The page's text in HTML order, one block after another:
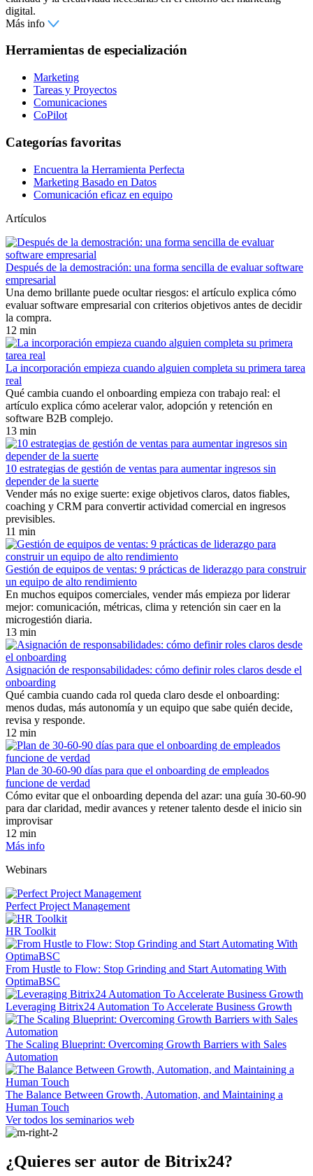
digital.
Más info
Herramientas de especialización
Marketing
Tareas y Proyectos
Comunicaciones
CoPilot
Categorías favoritas
Encuentra la Herramienta Perfecta
Marketing Basado en Datos
Comunicación eficaz en equipo
Artículos
Después de la demostración: una forma sencilla de evaluar software
empresarial
Una demo brillante puede ocultar riesgos: el artículo explica cómo
evaluar software empresarial con criterios objetivos antes de decidir
la compra.
12 min
La incorporación empieza cuando alguien completa su primera tarea
real
Qué cambia cuando el onboarding empieza con trabajo real: el
artículo explica cómo acelerar valor, adopción y retención en
software B2B complejo.
13 min
10 estrategias de gestión de ventas para aumentar ingresos sin
depender de la suerte
Vender más no exige suerte: exige objetivos claros, datos fiables,
coaching y CRM para convertir actividad comercial en ingresos
previsibles.
11 min
Gestión de equipos de ventas: 9 prácticas de liderazgo para construir
un equipo de alto rendimiento
En muchos equipos comerciales, vender más empieza por liderar
mejor: comunicación, métricas, clima y retención sin caer en la
microgestión diaria.
13 min
Asignación de responsabilidades: cómo definir roles claros desde el
onboarding
Qué cambia cuando cada rol queda claro desde el onboarding:
menos dudas, más autonomía y un equipo que sabe quién decide,
revisa y responde.
12 min
Plan de 30-60-90 días para que el onboarding de empleados
funcione de verdad
Cómo evitar que el onboarding dependa del azar: una guía 30-60-90
para dar claridad, medir avances y retener talento desde el inicio sin
improvisar
12 min
Más info
Webinars
Perfect Project Management
HR Toolkit
From Hustle to Flow: Stop Grinding and Start Automating With
OptimaBSC
Leveraging Bitrix24 Automation To Accelerate Business Growth
The Scaling Blueprint: Overcoming Growth Barriers with Sales
Automation
The Balance Between Growth, Automation, and Maintaining a
Human Touch
Ver todos los seminarios web
¿Quieres ser autor de Bitrix24?